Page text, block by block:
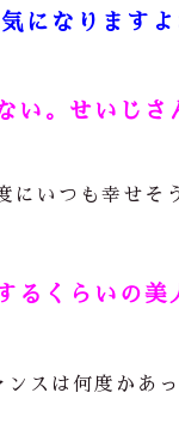
気になります
い。せいじさ
にいつも幸せそ
るくらいの
ンスは何度かあ